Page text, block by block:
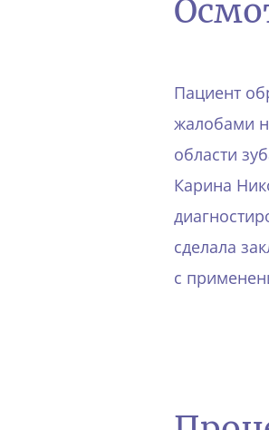
Пациент
жалобами
области
Карина
сделала
с